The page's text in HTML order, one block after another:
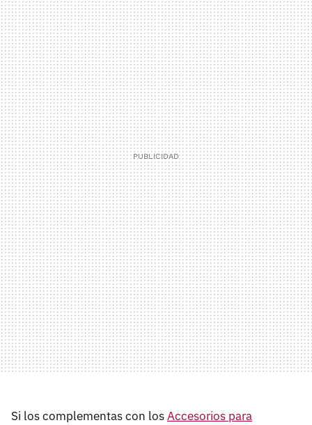
Si los complementas con losAccesorios para